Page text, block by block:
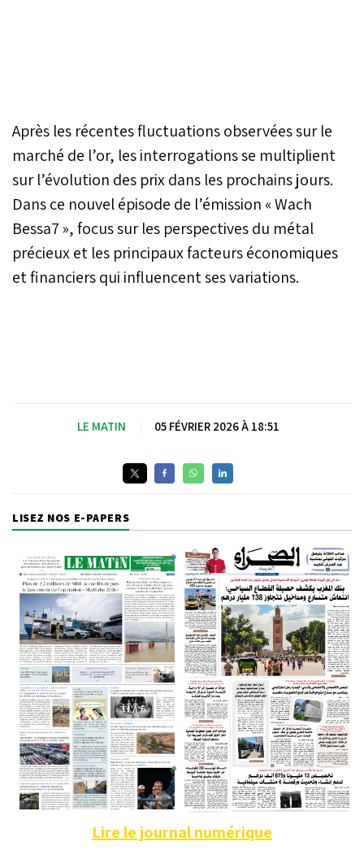
Après les récentes fluctuations observées sur le
marché de l’or, les interrogations se multiplient
sur l’évolution des prix dans les prochains jours.
Dans ce nouvel épisode de l’émission « Wach
Bessa7 », focus sur les perspectives du métal
précieux et les principaux facteurs économiques
et financiers qui influencent ses variations.
LE MATIN 05 FÉVRIER 2026 À 18:51
LISEZ NOS E-PAPERS
Lire le journal numérique